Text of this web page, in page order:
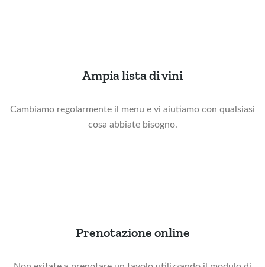
Ampia lista di vini
Cambiamo regolarmente il menu e vi aiutiamo con qualsiasi
cosa abbiate bisogno.
Prenotazione online